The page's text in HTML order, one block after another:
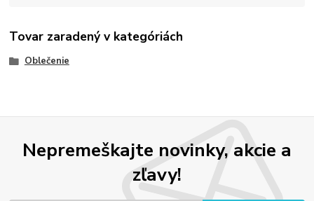
Tovar zaradený v kategóriách
Oblečenie
Nepremeškajte novinky, akcie a
zľavy!